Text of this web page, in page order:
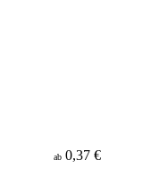
ab 0,37 €